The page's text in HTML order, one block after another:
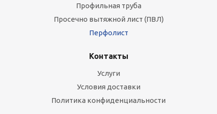
Профильная труба
Просечно вытяжной лист (ПВЛ)
Перфолист
Контакты
Услуги
Условия доставки
Политика конфиденциальности